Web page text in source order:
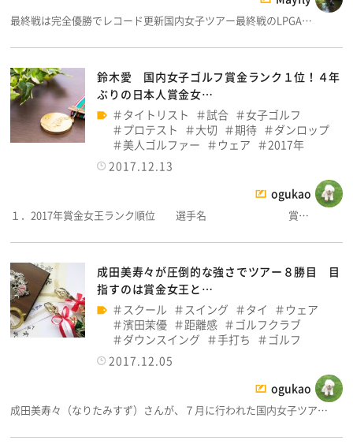
最終戦は完全優勝でレコード更新国内女子ツアー最終戦のLPGA…
鈴木愛 国内女子ゴルフ賞金ランク１位！４年
ぶりの日本人賞金女…
タイトリスト
試合
女子ゴルフ
プロテスト
大切 期待
ダンロップ
美人ゴルファー
ウェア
2017年
2017.12.13
ogukao
１．2017年賞金女王ランク順位 選手名 賞…
成田美寿々が圧倒的な強さでツアー８勝目 目
指すのは賞金女王と…
スクール
スイング タイ
ウェア
濱田茉優
距離感
ゴルフクラブ
ダウンスイング
手打ち
ゴルフ
2017.12.05
ogukao
成田美寿々（なりたみすず）さんが、７月に行われた国内女子ツア…